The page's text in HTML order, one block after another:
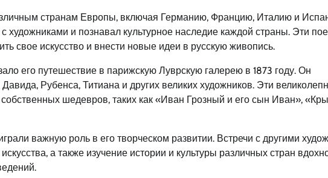
странам Европы, включая Германию, Францию, Италию и
и познавал культурное наследие каждой страны. Эти
свое искусство и внести новые идеи в русскую живопись.
его путешествие в парижскую Луврскую галерею в 1873 году. Он
Рубенса, Титиана и других великих художников. Эти
шедевров, таких как «Иван Грозный и его сын Иван»,
важную роль в его творческом развитии. Встречи с другими
а также изучение истории и культуры различных стран